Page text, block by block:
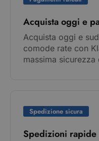
Acquista oggi e
Acquista oggi e
comode rate con
massima sicurezza
Spedizione sicura
Spedizioni rapide